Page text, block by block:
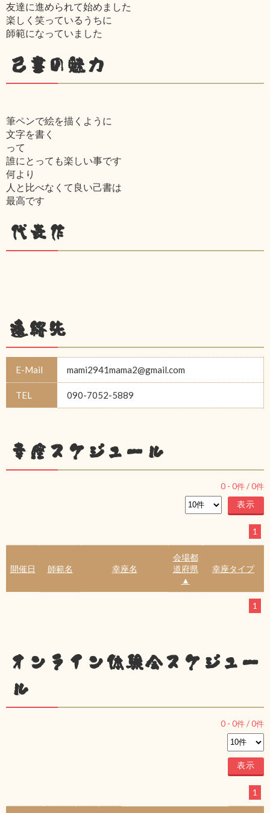
友達に進められて始めました
楽しく笑っているうちに
師範になっていました
己書の魅力
筆ペンで絵を描くように
文字を書く
って
誰にとっても楽しい事です
何より
人と比べなくて良い己書は
最高です
代表作
連絡先
E-Mail mami2941mama2@gmail.com
TEL 090-7052-5889
幸座スケジュール
0 - 0件 /0件
1
開催日 師範名 幸座名
会場都
道府県
▲
幸座タイプ
1
オンライン体験会スケジュー
ル
0 - 0件 /0件
1